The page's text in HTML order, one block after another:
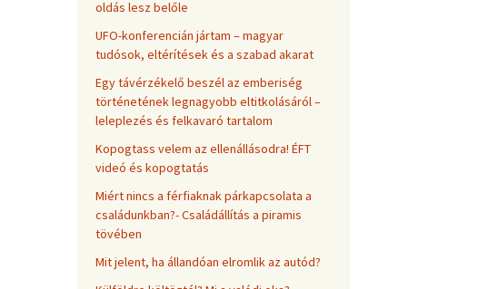
oldás lesz belőle
UFO-konferencián jártam – magyar
tudósok, eltérítések és a szabad akarat
Egy távérzékelő beszél az emberiség
történetének legnagyobb eltitkolásáról –
leleplezés és felkavaró tartalom
Kopogtass velem az ellenállásodra! ÉFT
videó és kopogtatás
Miért nincs a férfiaknak párkapcsolata a
családunkban?- Családállítás a piramis
tövében
Mit jelent, ha állandóan elromlik az autód?